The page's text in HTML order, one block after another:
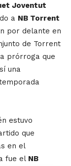
Joventut
a NB Torrent
por delante en
de Torrent
prórroga que
una
estuvo
que
en el
fue el NB